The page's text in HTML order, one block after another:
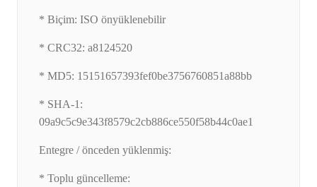
* Biçim: ISO önyüklenebilir
* CRC32: a8124520
* MD5: 15151657393fef0be3756760851a88bb
* SHA-1:
09a9c5c9e343f8579c2cb886ce550f58b44c0ae1
Entegre / önceden yüklenmiş:
* Toplu güncelleme: